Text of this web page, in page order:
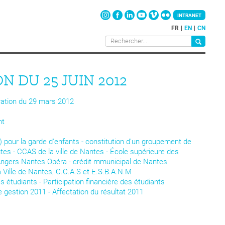
FR EN CN
INTRANET
DU 25 JUIN 2012
du 29 mars 2012
pour la garde d'enfants - constitution d'un groupement de
- CCAS de la ville de Nantes - École supérieure des
Nantes Opéra - crédit mmunicipal de Nantes
de Nantes, C.C.A.S et E.S.B.A.N.M
étudiants - Participation financière des étudiants
2011 - Affectation du résultat 2011